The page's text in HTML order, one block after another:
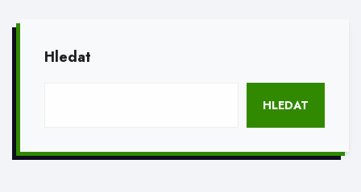
Hledat
HLEDAT